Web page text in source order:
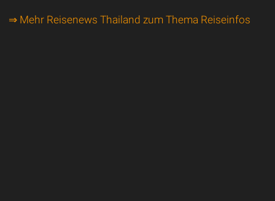
⇒ Mehr Reisenews Thailand zum Thema Reiseinfos